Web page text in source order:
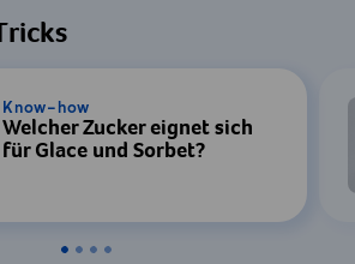
Know-how
Welcher Zucker eignet sich
für Glace und Sorbet?